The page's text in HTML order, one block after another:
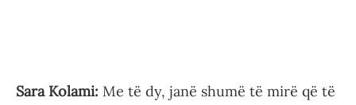
Sara Kolami: Me të dy, janë shumë të mirë që të